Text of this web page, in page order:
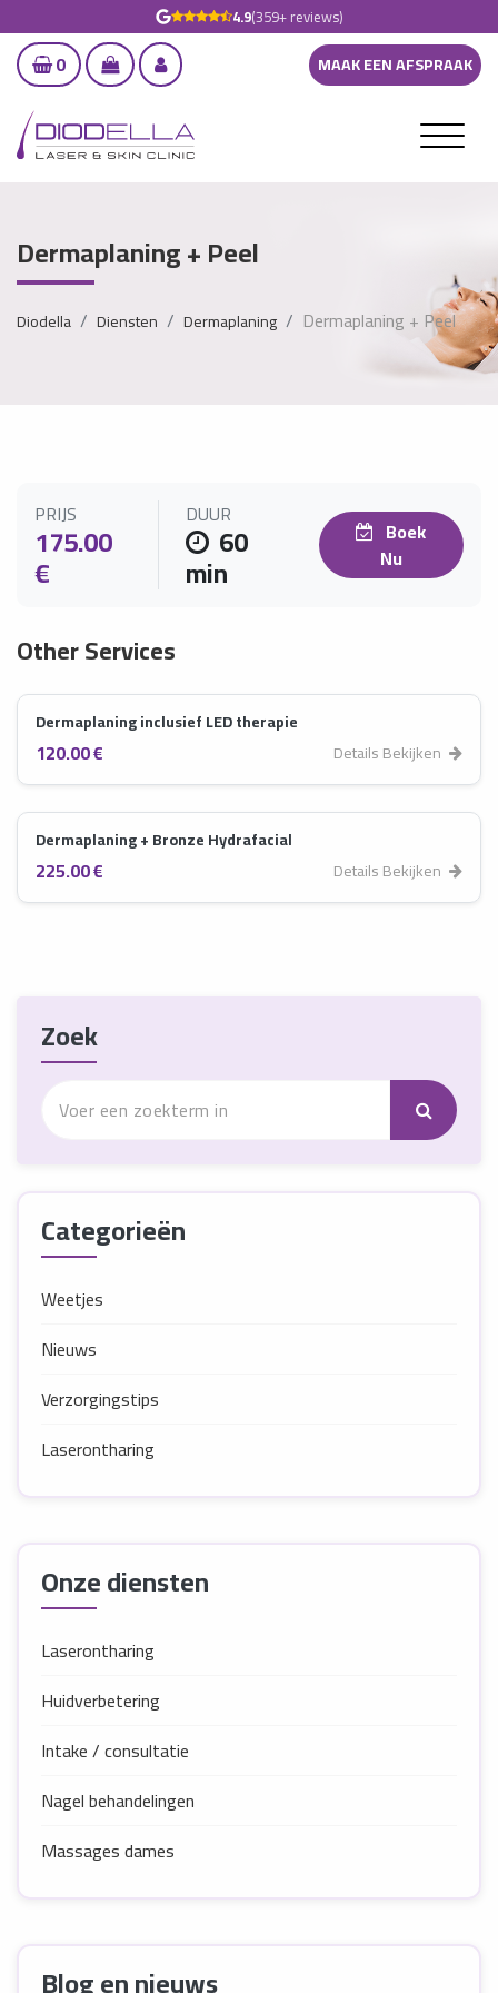
4.9(359+ reviews)
0 MAAK EEN AFSPRAAK
Dermaplaning + Peel
Diodella Diensten Dermaplaning Dermaplaning + Peel
PRIJS
175.00
€
DUUR
60
min
Boek
Nu
Other Services
Dermaplaning inclusief LED therapie
120.00 € Details Bekijken
Dermaplaning + Bronze Hydrafacial
225.00 € Details Bekijken
Zoek
Categorieën
Weetjes
Nieuws
Verzorgingstips
Laserontharing
Onze diensten
Laserontharing
Huidverbetering
Intake / consultatie
Nagel behandelingen
Massages dames